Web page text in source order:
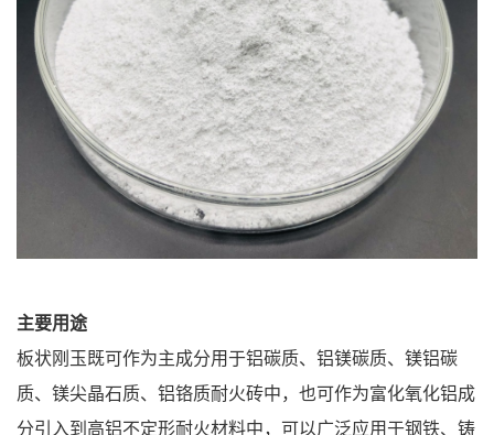
主要用途
板状刚玉既可作为主成分用于铝碳质、铝镁碳质、镁铝碳
质、镁尖晶石质、铝铬质耐火砖中，也可作为富化氧化铝成
分引入到高铝不定形耐火材料中，可以广泛应用于钢铁、铸